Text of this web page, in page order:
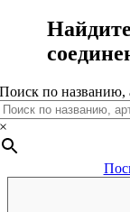
Поиск по названию,
×